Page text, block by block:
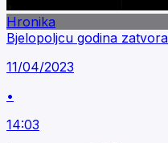
Hronika
Bjelopoljcu godina
11/04/2023
•
14:03